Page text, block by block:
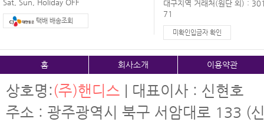
Sat, Sun, Holiday OFF
택배 배송조회
대구지역 거래처(원단 외) :
71
미확인입금자 확인
홈 회사소개 이용약관
상호명:(주)핸디스 | 대표이사 : 신현호
주소 : 광주광역시 북구 서암대로 133 (